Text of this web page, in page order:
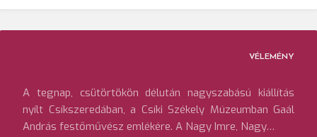
VÉLEMÉNY
A tegnap, csütörtökön délután nagyszabású kiállítás
nyílt Csíkszeredában, a Csíki Székely Múzeumban Gaál
András festőművész emlékére. A Nagy Imre, Nagy…